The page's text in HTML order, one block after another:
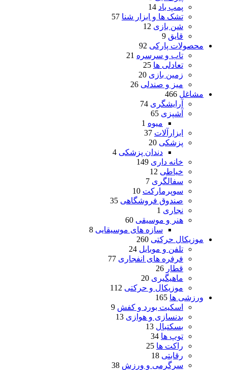
پمپ باد 14
تشک ها و ابزار شنا 57
شن بازی 12
قایق 9
محصولات پارکی 92
تاب و سرسره 21
تعادلی ها 25
زمین بازی 20
میز و صندلی 26
مشاغل 466
آرایشگری 74
آشپزی 65
میوه 1
ابزارآلات 37
پزشکی 20
دندان پزشکی 4
خانه داری 149
خیاطی 12
سفالگری 7
سوپرمارکت 10
صندوق فروشگاهی 35
نجاری 1
هنر و موسیقی 60
سازه های موسیقایی 8
موزیکال حرکتی 260
تلفن و موبایل 24
فرفره های انفجاری 77
قطار 26
ماهیگیری 20
موزیکال و حرکتی 112
ورزشی ها 165
اسکیت بورد و کفش 9
بدنسازی و هوازی 13
بسکتبال 13
توپ ها 34
راکت ها 25
رقابتی 18
سرگرمی و ورزش 38